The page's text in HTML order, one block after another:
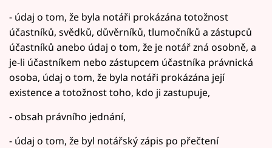
- údaj o tom, že byla notáři prokázána totožnost
účastníků, svědků, důvěrníků, tlumočníků a zástupců
účastníků anebo údaj o tom, že je notář zná osobně, a
je-li účastníkem nebo zástupcem účastníka právnická
osoba, údaj o tom, že byla notáři prokázána její
existence a totožnost toho, kdo ji zastupuje,
- obsah právního jednání,
- údaj o tom, že byl notářský zápis po přečtení